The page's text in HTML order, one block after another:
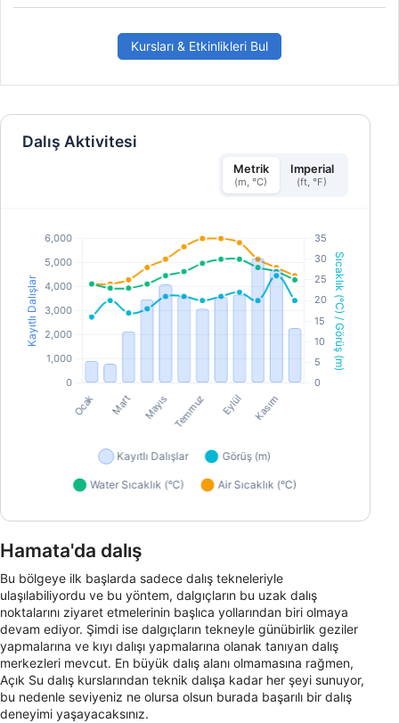
tamamladığınızda, çok arzu edilen SSI Divemaster
derecesini almaya bir adım daha yaklaşacak ve SSI
Science of Diving uzmanlık sertifikanızı alacaksınız.
Kursları & Etkinlikleri Bul
Dalış Aktivitesi
Metrik
(m, °C)
Imperial
(ft, °F)
Hamata'da dalış
Bu bölgeye ilk başlarda sadece dalış tekneleriyle
ulaşılabiliyordu ve bu yöntem, dalgıçların bu uzak dalış
noktalarını ziyaret etmelerinin başlıca yollarından biri olmaya
devam ediyor. Şimdi ise dalgıçların tekneyle günübirlik geziler
yapmalarına ve kıyı dalışı yapmalarına olanak tanıyan dalış
merkezleri mevcut. En büyük dalış alanı olmamasına rağmen,
Açık Su dalış kurslarından teknik dalışa kadar her şeyi sunuyor,
bu nedenle seviyeniz ne olursa olsun burada başarılı bir dalış
deneyimi yaşayacaksınız.